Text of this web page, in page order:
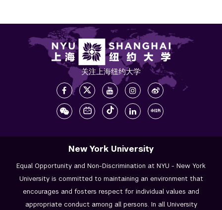
关注上海纽约大学
New York University
Equal Opportunity and Non-Discrimination at NYU - New York
University is committed to maintaining an environment that
encourages and fosters respect for individual values and
appropriate conduct among all persons. In all University